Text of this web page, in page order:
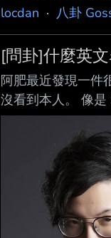
locdan · 八卦
[問卦]什麼英
阿肥最近發現一件
沒看到本人。 像
美的感覺。 反過來
某些英文名字是
---- Sent from